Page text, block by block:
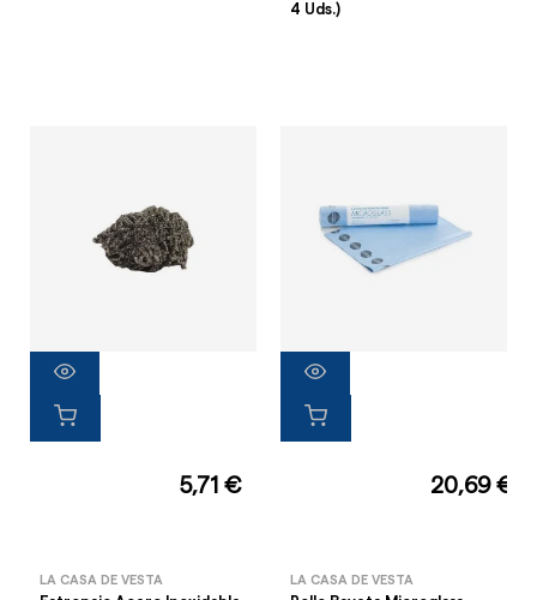
4 Uds.)
5,71 €
LA CASA DE VESTA
20,69 €
LA CASA DE VESTA